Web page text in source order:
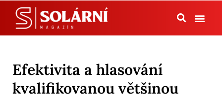
Efektivita a hlasování
kvalifikovanou většinou